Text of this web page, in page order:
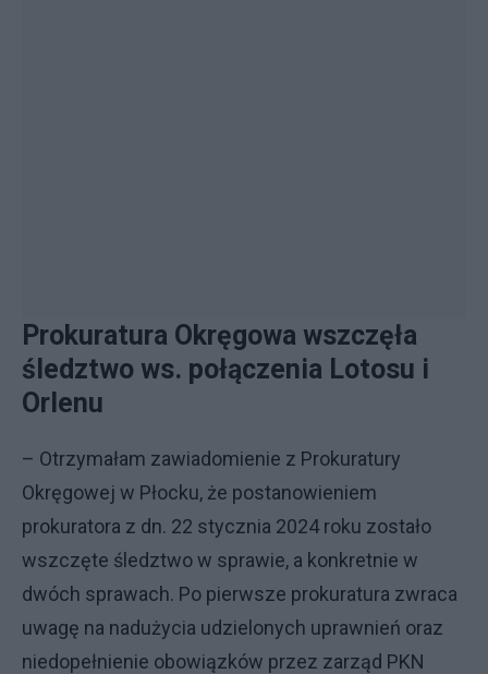
Prokuratura Okręgowa wszczęła
śledztwo ws. połączenia Lotosu i
Orlenu
– Otrzymałam zawiadomienie z Prokuratury
Okręgowej w Płocku, że postanowieniem
prokuratora z dn. 22 stycznia 2024 roku zostało
wszczęte śledztwo w sprawie, a konkretnie w
dwóch sprawach. Po pierwsze prokuratura zwraca
uwagę na nadużycia udzielonych uprawnień oraz
niedopełnienie obowiązków przez zarząd PKN